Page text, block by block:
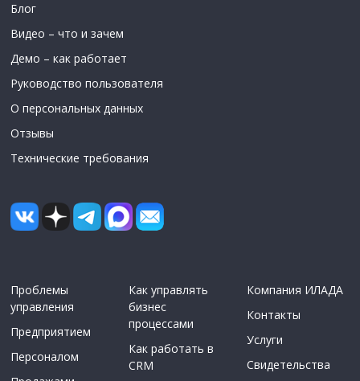
Блог
Видео – что и зачем
Демо – как работает
Руководство пользователя
О персональных данных
Отзывы
Технические требования
Проблемы
управления
Предприятием
Персоналом
Как управлять
бизнес
процессами
Как работать в
CRM
Компания ИЛАДА
Контакты
Услуги
Свидетельства